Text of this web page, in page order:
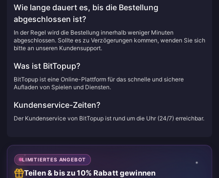
Wie lange dauert es, bis die Bestellung
abgeschlossen ist?
In der Regel wird die Bestellung innerhalb weniger Minuten
abgeschlossen. Sollte es zu Verzögerungen kommen, wenden Sie sich
bitte an unseren Kundensupport.
Was ist BitTopup?
BitTopup ist eine Online-Plattform für das schnelle und sichere
Aufladen von Spielen und Diensten.
Kundenservice-Zeiten?
Der Kundenservice von BitTopup ist rund um die Uhr (24/7) erreichbar.
LIMITIERTES ANGEBOT
Teilen & bis zu 10% Rabatt gewinnen